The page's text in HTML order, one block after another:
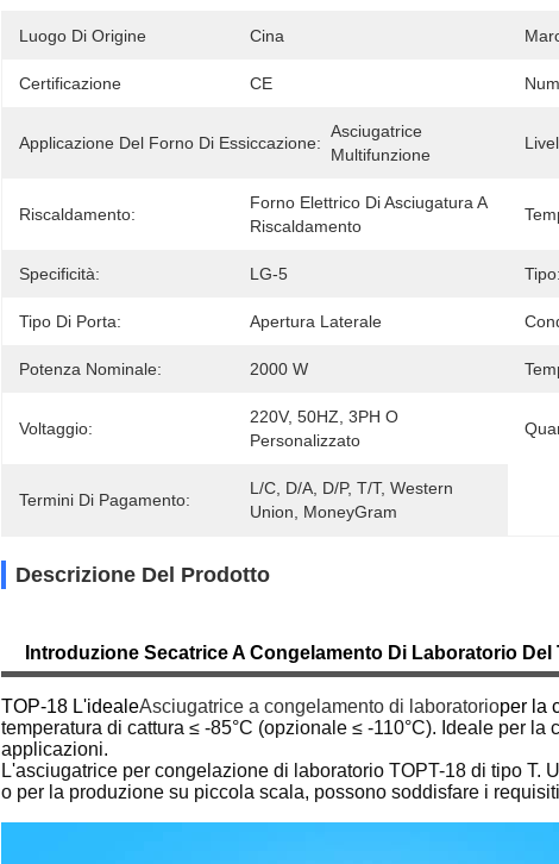
Luogo Di Origine Cina
Certificazione CE
Applicazione Del Forno Di Essiccazione:
Asciugatrice
Multifunzione
Riscaldamento:
Forno Elettrico Di Asciugatura A
Riscaldamento
Specificità: LG-5 Tipo:
Tipo Di Porta: Apertura Laterale
Potenza Nominale: 2000 W
Voltaggio:
220V, 50HZ, 3PH O
Personalizzato
Termini Di Pagamento:
L/C, D/A, D/P, T/T, Western
Union, MoneyGram
Descrizione Del Prodotto
Introduzione Secatrice A Congelamento Di Laboratorio Del
TOP-18 L'idealeAsciugatrice a congelamento di laboratorioper la
temperatura di cattura ≤ -85°C (opzionale ≤ -110°C). Ideale per
applicazioni.
L'asciugatrice per congelazione di laboratorio TOPT-18 di tipo
o per la produzione su piccola scala, possono soddisfare i